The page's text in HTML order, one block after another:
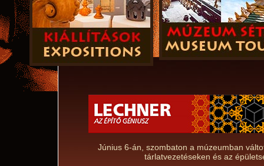
Június 6-án, szombaton a múzeumban
tárlatvezetéseken és az